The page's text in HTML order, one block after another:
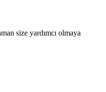
size yardımcı olmaya